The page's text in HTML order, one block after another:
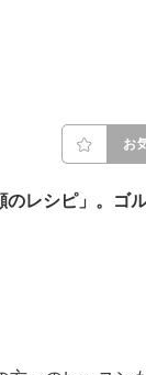
お
のレシピ」。ゴ